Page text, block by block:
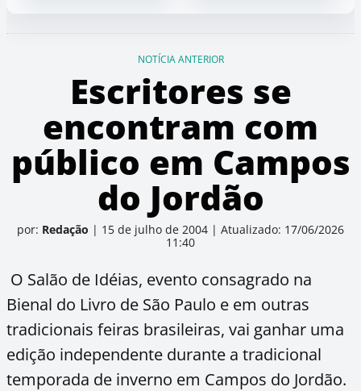
NOTÍCIA ANTERIOR
Escritores se
encontram com
público em Campos
do Jordão
por: Redação | 15 de julho de 2004 | Atualizado: 17/06/2026
11:40
O Salão de Idéias, evento consagrado na
Bienal do Livro de São Paulo e em outras
tradicionais feiras brasileiras, vai ganhar uma
edição independente durante a tradicional
temporada de inverno em Campos do Jordão.